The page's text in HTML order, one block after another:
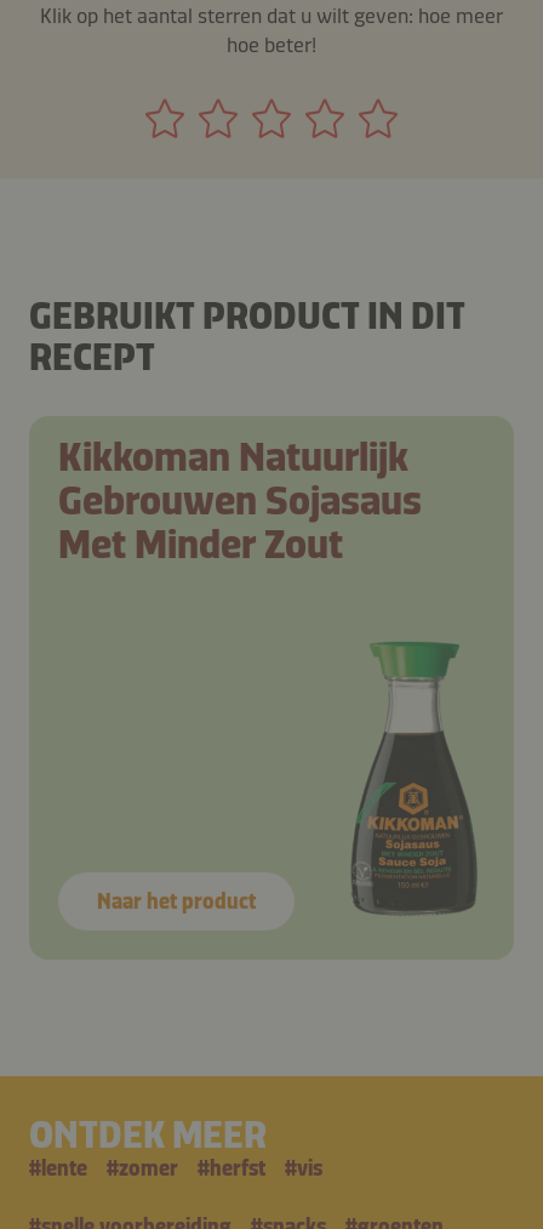
Klik op het aantal sterren dat u wilt geven: hoe meer
hoe beter!
GEBRUIKT PRODUCT IN DIT
RECEPT
Kikkoman Natuurlijk
Gebrouwen Sojasaus
Met Minder Zout
Naar het product
ONTDEK MEER
# lente #zomer #herfst #vis